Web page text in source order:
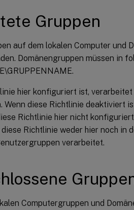
Gruppen
auf dem lokalen Computer und
Domänengruppen müssen in
hier konfiguriert ist,
Wenn diese Richtlinie deaktiviert
Richtlinie hier nicht
diese Richtlinie weder hier noch
verarbeitet.
Computergruppen und